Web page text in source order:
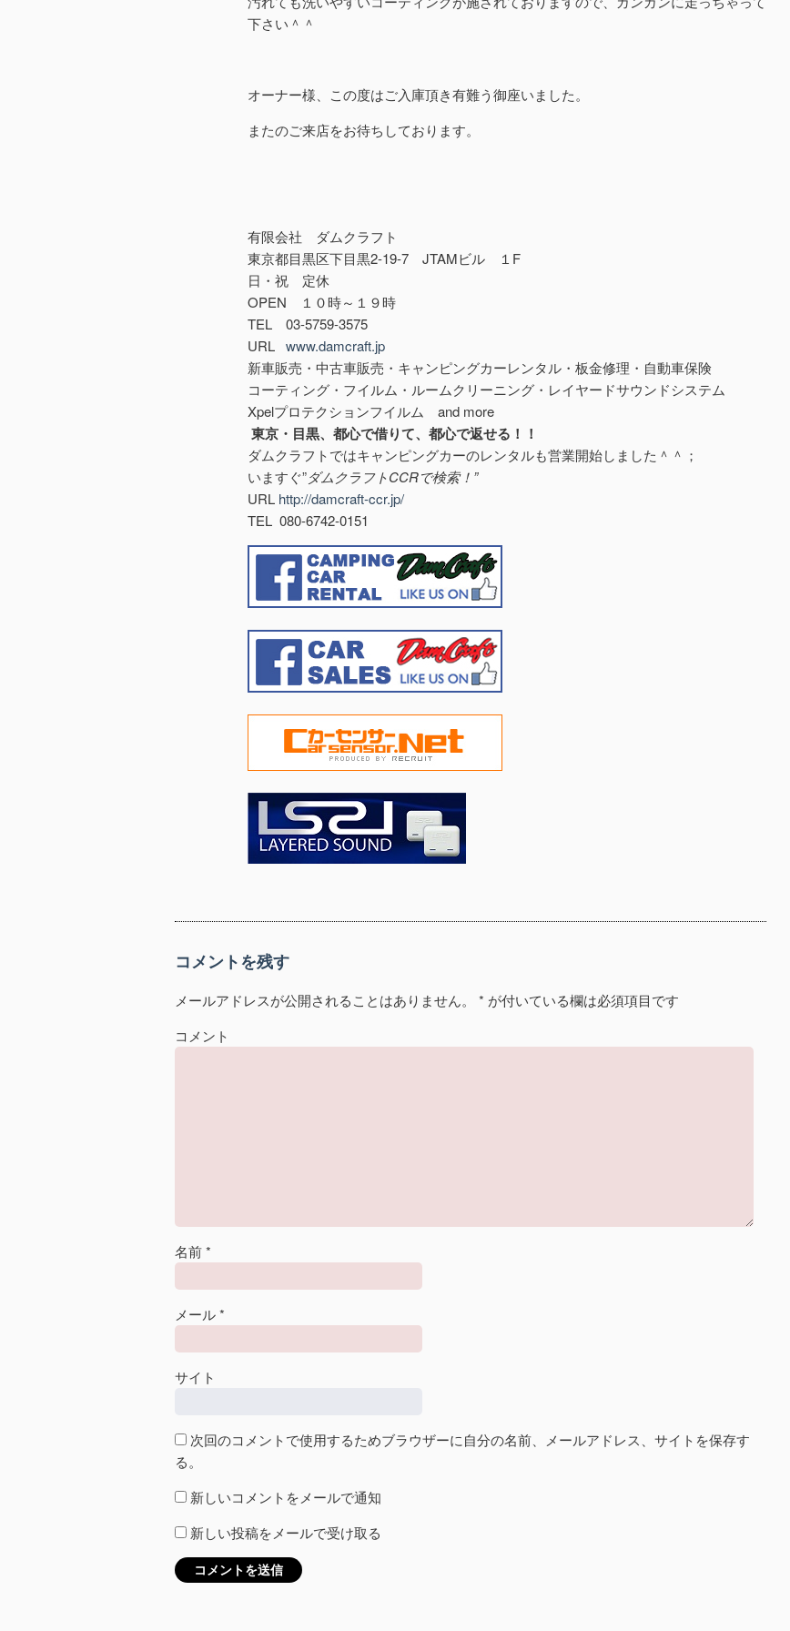
下さい＾＾
オーナー様、この度はご入庫頂き有難う御座いました。
またのご来店をお待ちしております。
有限会社 ダムクラフト
東京都目黒区下目黒2-19-7 JTAMビル １F
日・祝 定休
OPEN １０時～１９時
TEL 03-5759-3575
URL www.damcraft.jp
新車販売・中古車販売・キャンピングカーレンタル・板金修理・自動車保険
コーティング・フイルム・ルームクリーニング・レイヤードサウンドシステム
Xpelプロテクションフイルム and more
東京・目黒、都心で借りて、都心で返せる！！
ダムクラフトではキャンピングカーのレンタルも営業開始しました＾＾；
いますぐ”ダムクラフトCCRで検索！”
URL http://damcraft-ccr.jp/
TEL 080-6742-0151
コメントを残す
メールアドレスが公開されることはありません。 * が付いている欄は必須項目です
コメント
名前*
メール*
サイト
次回のコメントで使用するためブラウザーに自分の名前、メールアドレス、サイトを保存す
る。
新しいコメントをメールで通知
新しい投稿をメールで受け取る